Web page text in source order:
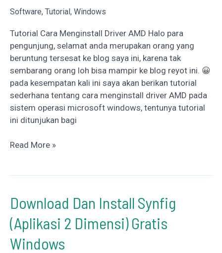
Software, Tutorial , Windows
Tutorial Cara Menginstall Driver AMD Halo para
pengunjung, selamat anda merupakan orang yang
beruntung tersesat ke blog saya ini, karena tak
sembarang orang loh bisa mampir ke blog reyot ini. 😀
pada kesempatan kali ini saya akan berikan tutorial
sederhana tentang cara menginstall driver AMD pada
sistem operasi microsoft windows, tentunya tutorial
ini ditunjukan bagi
Tutorial
Read More »
Download Dan Install Synfig
(Aplikasi 2 Dimensi) Gratis
Windows